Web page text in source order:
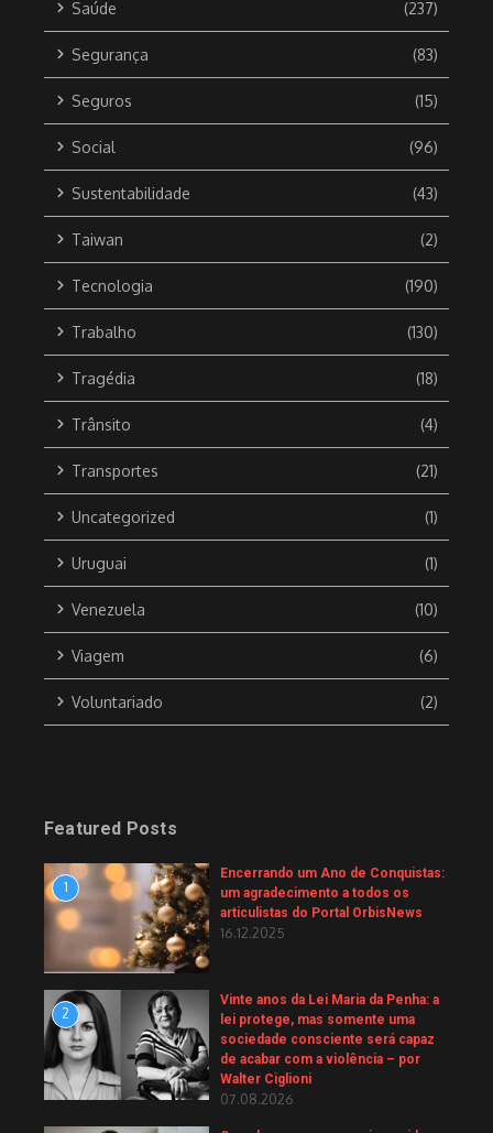
Saúde (237)
Segurança (83)
Seguros (15)
Social (96)
Sustentabilidade (43)
Taiwan (2)
Tecnologia (190)
Trabalho (130)
Tragédia (18)
Trânsito (4)
Transportes (21)
Uncategorized (1)
Uruguai (1)
Venezuela (10)
Viagem (6)
Voluntariado (2)
Featured Posts
1
Encerrando um Ano de Conquistas:
um agradecimento a todos os
articulistas do Portal OrbisNews
16.12.2025
2
Vinte anos da Lei Maria da Penha: a
lei protege, mas somente uma
sociedade consciente será capaz
de acabar com a violência – por
Walter Ciglioni
07.08.2026